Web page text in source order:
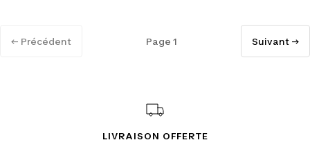
← Précédent Page 1 Suivant →
LIVRAISON OFFERTE